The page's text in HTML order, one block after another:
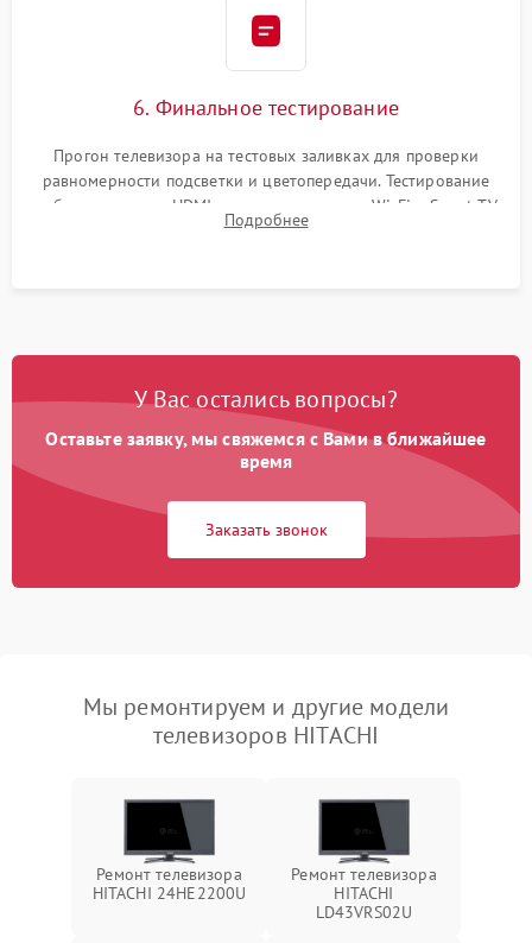
6. Финальное тестирование
Прогон телевизора на тестовых заливках для проверки
равномерности подсветки и цветопередачи. Тестирование
работы разъемов HDMI, динамиков, модуля Wi-Fi и Smart TV
в рабочем режиме в течение нескольких часов.
Подробнее
У Вас остались вопросы?
Оставьте заявку, мы свяжемся с Вами в ближайшее
время
Заказать звонок
Мы ремонтируем и другие модели
телевизоров HITACHI
Ремонт телевизора
HITACHI 24HE2200U
Ремонт телевизора
HITACHI
LD43VRS02U